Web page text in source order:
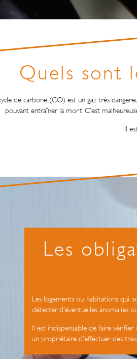
Quels sont
de carbone (CO) est un gaz très
pouvant entraîner la mort. C’est
Il
Les
Les logements ou habitations qui
détecter d’éventuelles anomalies
Il est indispensable de faire vérifier
un propriétaire d’effectuer des